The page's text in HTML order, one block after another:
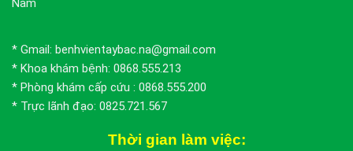
Nam
* Gmail: benhvientaybac.na@gmail.com
* Khoa khám bệnh: 0868.555.213
* Phòng khám cấp cứu : 0868.555.200
* Trực lãnh đạo: 0825.721.567
Thời gian làm việc: